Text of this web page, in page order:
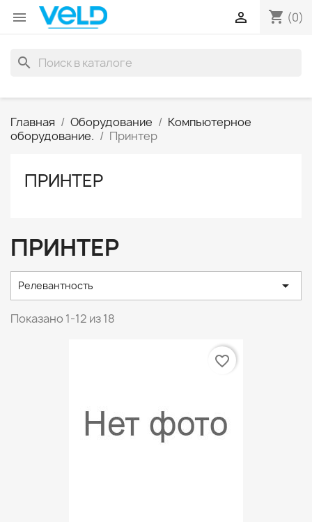
 shopping_cart (0)

search
Главная Оборудование
Компьютерное
оборудование.
Принтер
ПРИНТЕР
ПРИНТЕР
Релевантность 
Показано 1-12 из 18
favorite_border